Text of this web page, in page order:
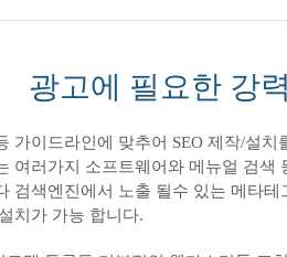
광고에 필요한 강
가이드라인에 맞추어 SEO 제작/설치
여러가지 소프트웨어와 메뉴얼 검색
검색엔진에서 노출 될수 있는 메타테
치가 가능 합니다.